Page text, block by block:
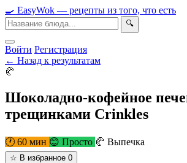
🍳 EasyWok — рецепты из того, что есть
🔍
Войти Регистрация
← Назад к результатам
🥐
Шоколадно-кофейное
трещинками Crinkles
🕐 60 мин 😊 Просто 🥐 Выпечка
☆ В избранное 0